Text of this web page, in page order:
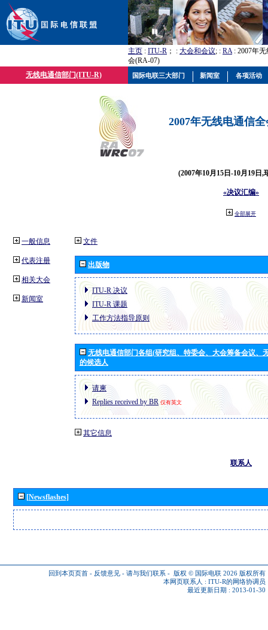
主页 : ITU-R ； : 大会和会议; : RA: 2007年
会(RA-07)
无线电通信部门(ITU-R)
2007年无线电通信
(2007年10月15日-10月19日,
«决议汇编»
全部展开
一般信息
代表注册
相关大会
新闻室
文件
出版物
ITU-R 决议
ITU-R 课题
工作方法指导原则
无线电通信部门各组(研究组、特委会、大会筹备会议、
的候选人
请柬
Replies received by BR 仅有英文
其它信息
联系人
[Newsflashes]
回到本页页首 - 反馈意见 - 请与我们联系 - 版权 © 国际电联 2026 版权所有
本网页联系人 : ITU-R的网络协调员
最近更新日期 : 2013-01-30
国际电联三大部门 新闻室 各项活动